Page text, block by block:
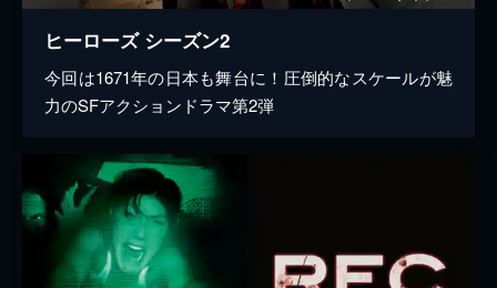
ヒーローズ シーズン2
今回は1671年の日本も舞台に！圧倒的なスケールが魅
力のSFアクションドラマ第2弾